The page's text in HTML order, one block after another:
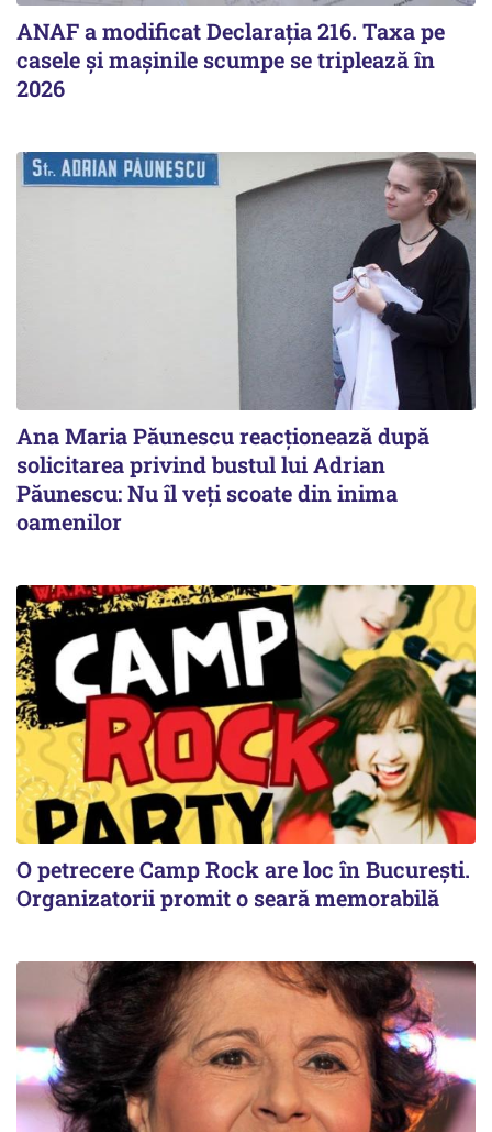
ANAF a modificat Declarația 216. Taxa pe
casele și mașinile scumpe se triplează în
2026
Ana Maria Păunescu reacționează după
solicitarea privind bustul lui Adrian
Păunescu: Nu îl veți scoate din inima
oamenilor
O petrecere Camp Rock are loc în București.
Organizatorii promit o seară memorabilă